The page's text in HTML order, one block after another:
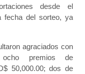
desde el
fecha del sorteo, ya
agraciados con
premios de
50,000.00; dos de